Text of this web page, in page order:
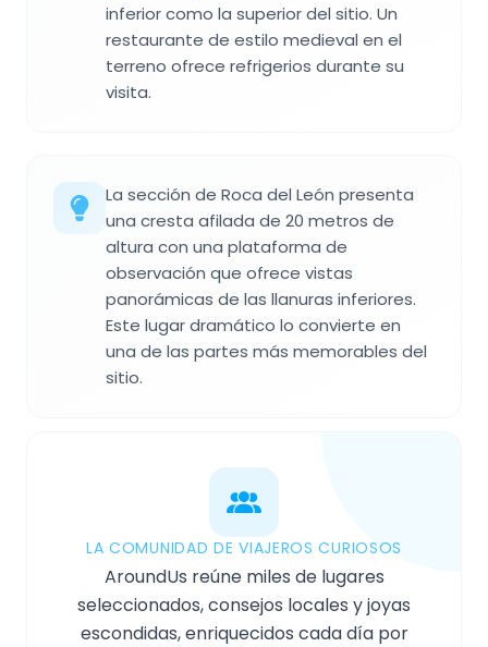
inferior como la superior del sitio. Un
restaurante de estilo medieval en el
terreno ofrece refrigerios durante su
visita.
La sección de Roca del León presenta
una cresta afilada de 20 metros de
altura con una plataforma de
observación que ofrece vistas
panorámicas de las llanuras inferiores.
Este lugar dramático lo convierte en
una de las partes más memorables del
sitio.
LA COMUNIDAD DE VIAJEROS CURIOSOS
AroundUs reúne miles de lugares
seleccionados, consejos locales y joyas
escondidas, enriquecidos cada día por